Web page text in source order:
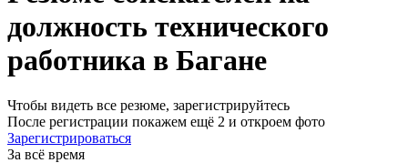
должность технического
работника в Багане
Чтобы видеть все резюме, зарегистрируйтесь
После регистрации покажем ещё 2 и откроем фото
Зарегистрироваться
За всё время